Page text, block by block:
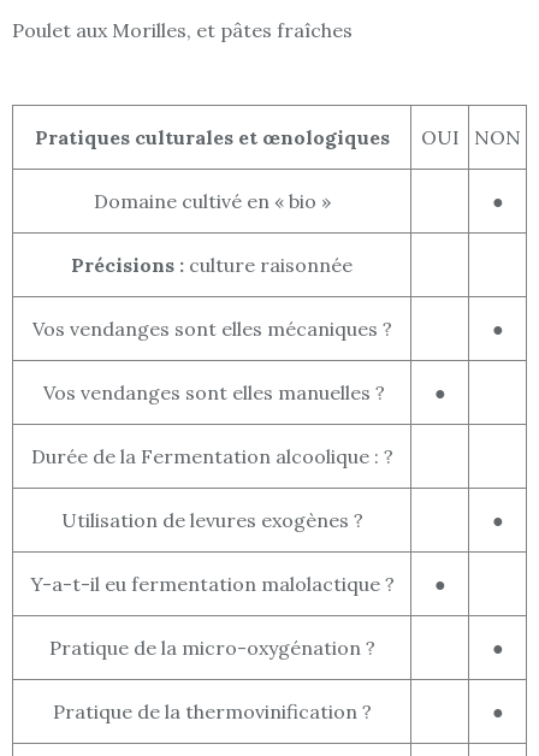
Poulet aux Morilles, et pâtes fraîches
Pratiques culturales et œnologiques OUI NON
Domaine cultivé en « bio » ●
Précisions : culture raisonnée
Vos vendanges sont elles mécaniques ? ●
Vos vendanges sont elles manuelles ? ●
Durée de la Fermentation alcoolique : ?
Utilisation de levures exogènes ? ●
Y-a-t-il eu fermentation malolactique ? ●
Pratique de la micro-oxygénation ? ●
Pratique de la thermovinification ? ●